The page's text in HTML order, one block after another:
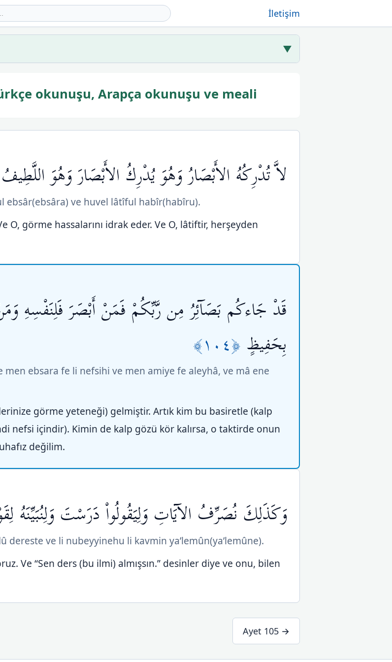
İletişim
▼
okunuşu, Arapça okunuşu ve meali
لاَّ تُدْرِكُهُ الأَبْصَارُ وَهُوَ يُدْرِكُ الأَبْصَارَ وَهُوَ
ebsâr(ebsâra) ve huvel lâtîful habîr(habîru).
O, görme hassalarını idrak eder. Ve O, lâtiftir, herşeyden
قَدْ جَاءكُم بَصَآئِرُ مِن رَّبِّكُمْ فَمَنْ أَبْصَرَ فَلِنَفْسِهِ
بِحَفِيظٍ ﴿١٠٤﴾
ebsara fe li nefsihi ve men amiye fe aleyhâ, ve mâ ene
görme yeteneği) gelmiştir. Artık kim bu basiretle (kalp
nefsi içindir). Kimin de kalp gözü kör kalırsa, o taktirde onun
değilim.
وَكَذَلِكَ نُصَرِّفُ الآيَاتِ وَلِيَقُولُواْ دَرَسْتَ وَلِنُبَيِّنَهُ
dereste ve li nubeyyinehu li kavmin ya’lemûn(ya’lemûne).
Ve “Sen ders (bu ilmi) almışsın.” desinler diye ve onu, bilen
Ayet 105 →